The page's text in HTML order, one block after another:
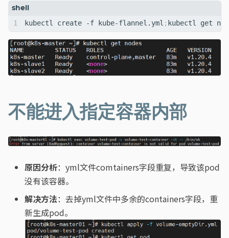
kubectl create -f kube-flannel.yml ;
不能进入指定容器内部
原因分析：yml文件comtainers字段重复，导致该pod
没有该容器。
解决方法：去掉yml文件中多余的containers字段，重
新生成pod。